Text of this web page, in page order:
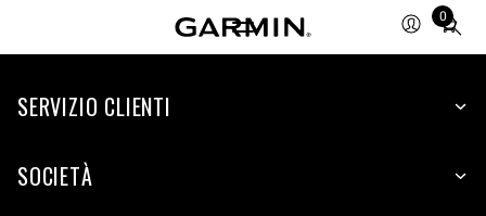
0
Total
SERVIZIO CLIENTI
SOCIETÀ